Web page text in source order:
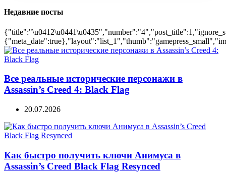
Недавние посты
Все реальные исторические персонажи в
Assassin’s Creed 4: Black Flag
20.07.2026
Как быстро получить ключи Анимуса в
Assassin’s Creed Black Flag Resynced